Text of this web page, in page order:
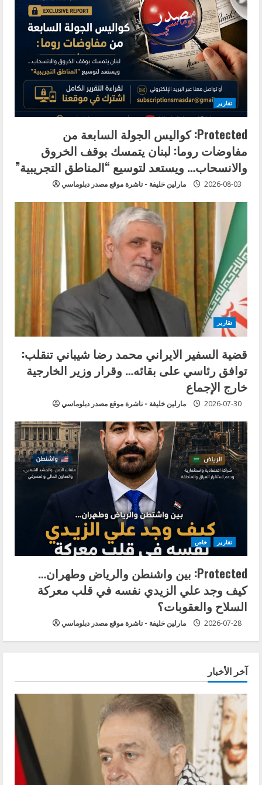
R
a
d
i
n
g
تقارير
Protected: كواليس الجولة السابعة من
مفاوضات روما: لبنان يتمسك بوقف الخروق
والانسحاب… ويستعد لتوسيع “المناطق التجريبية”
مارلين خليفة - ناشرة موقع مصدر دبلوماسي 2026-08-03
تقارير
قضية السفير الايراني محمد رضا شيباني تنقلب:
توافق رئاسي على بقائه… وقرار وزير الخارجية
خارج الإجماع
مارلين خليفة - ناشرة موقع مصدر دبلوماسي 2026-07-30
تقارير خاص
Protected: بين واشنطن والرياض وطهران…
كيف وجد علي الزيدي نفسه في قلب معركة
السلاح والعقوبات؟
مارلين خليفة - ناشرة موقع مصدر دبلوماسي 2026-07-28
آخر الأخبار